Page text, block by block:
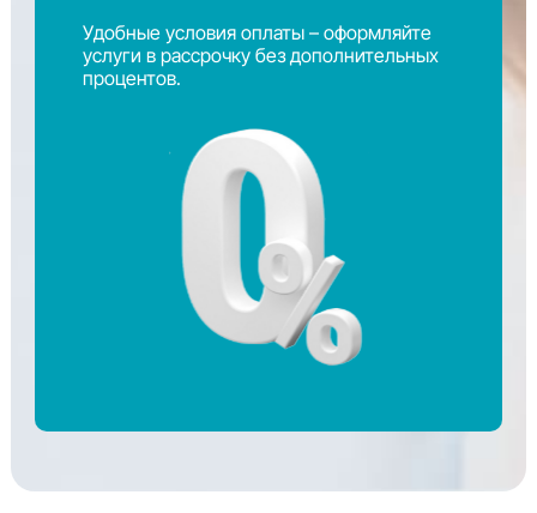
Удобные условия оплаты – оформляйте
услуги в рассрочку без дополнительных
процентов.